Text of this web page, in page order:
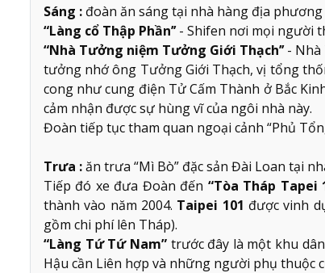
Sáng : đoàn ăn sáng tại nhà hàng địa phương
“Làng cổ Thập Phần’’- Shifen nơi mọi người
“Nhà Tưởng niệm Tưởng Giới Thạch’’- Nhà
tưởng nhớ ông Tưởng Giới Thạch, vị tổng
cong như cung điện Tử Cấm Thành ở Bắc
cảm nhận được sự hùng vĩ của ngôi nhà này.
Đoàn tiếp tục tham quan ngoại cảnh “Phủ
Trưa :ăn trưa “Mì Bò” đặc sản Đài Loan tại
Tiếp đó xe đưa Đoàn đến “Tòa Tháp Tapei
thành vào năm 2004. Taipei 101 được vinh
gồm chi phí lên Tháp).
“Làng Tứ Tứ Nam” trước đây là một khu
Hậu cần Liên hợp và những người phụ thuộc